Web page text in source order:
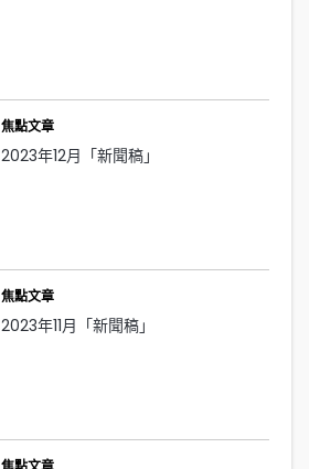
焦點文章
2023年12月「新聞稿」
焦點文章
2023年11月「新聞稿」